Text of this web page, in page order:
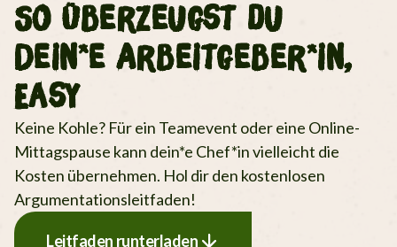
So Überzeugst du
Dein*e Arbeitgeber*in,
Easy
Keine Kohle? Für ein Teamevent oder eine Online-
Mittagspause kann dein*e Chef*in vielleicht die
Kosten übernehmen. Hol dir den kostenlosen
Argumentationsleitfaden!
Leitfaden runterladen